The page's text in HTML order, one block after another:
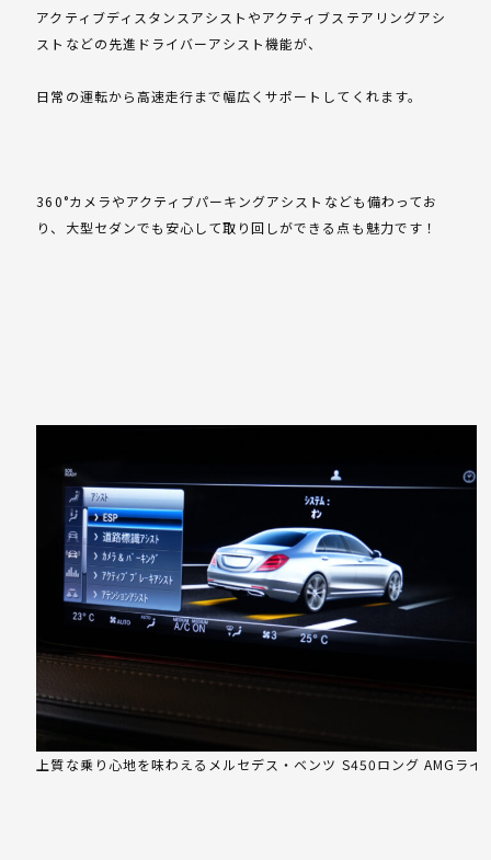
アクティブディスタンスアシストやアクティブステアリングアシ
ストなどの先進ドライバーアシスト機能が、
日常の運転から高速走行まで幅広くサポートしてくれます。
360°カメラやアクティブパーキングアシストなども備わってお
り、大型セダンでも安心して取り回しができる点も魅力です！
上質な乗り心地を味わえるメルセデス・ベンツ S450ロング AMGライ